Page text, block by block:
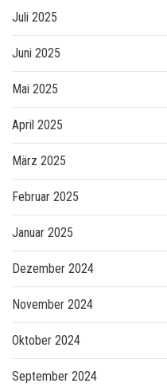
Juli 2025
Juni 2025
Mai 2025
April 2025
März 2025
Februar 2025
Januar 2025
Dezember 2024
November 2024
Oktober 2024
September 2024